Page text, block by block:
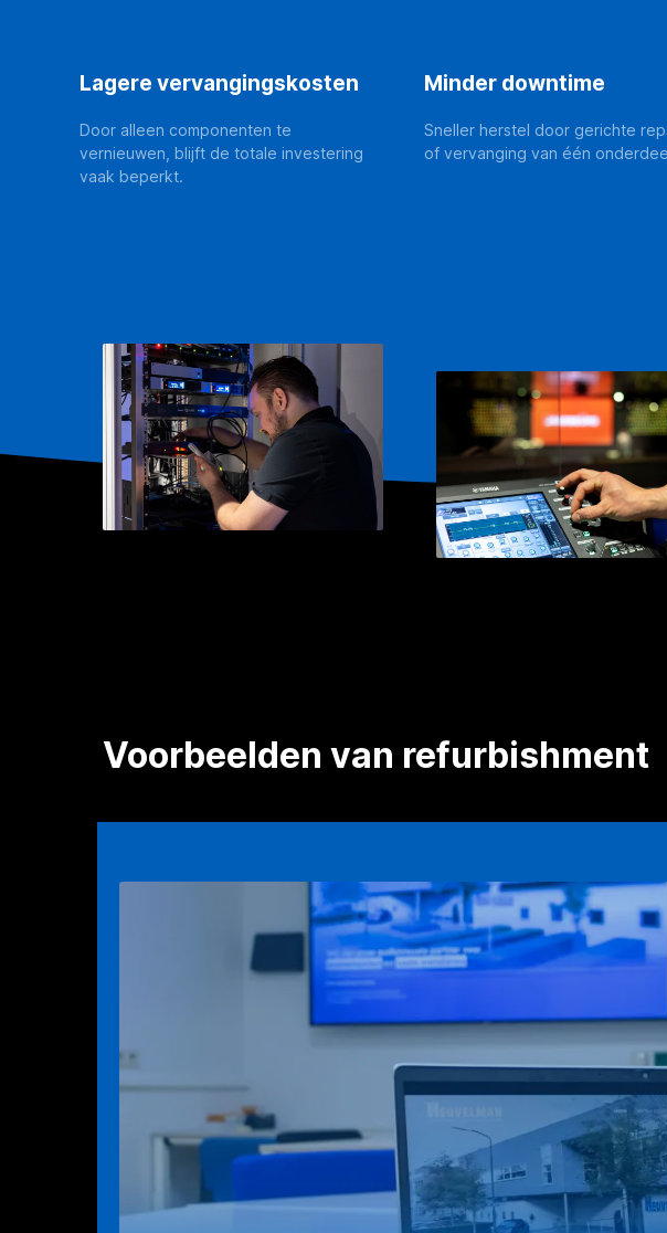
Lagere vervangingskosten
Door alleen componenten te
vernieuwen, blijft de totale investering
vaak beperkt.
Minder downtime
Sneller herstel door gerichte
of vervanging van één
Voorbeelden van refurbishment